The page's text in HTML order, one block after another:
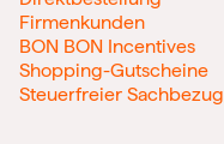
Firmenkunden
BON BON Incentives
Shopping-Gutscheine
Steuerfreier Sachbezug